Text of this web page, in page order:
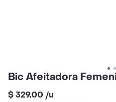
Bic Afeitadora
$ 329,00 /u